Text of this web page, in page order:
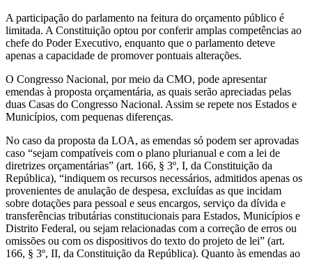
A participação do parlamento na feitura do orçamento público é
limitada. A Constituição optou por conferir amplas competências ao
chefe do Poder Executivo, enquanto que o parlamento deteve
apenas a capacidade de promover pontuais alterações.
O Congresso Nacional, por meio da CMO, pode apresentar
emendas à proposta orçamentária, as quais serão apreciadas pelas
duas Casas do Congresso Nacional. Assim se repete nos Estados e
Municípios, com pequenas diferenças.
No caso da proposta da LOA, as emendas só podem ser aprovadas
caso “sejam compatíveis com o plano plurianual e com a lei de
diretrizes orçamentárias” (art. 166, § 3º, I, da Constituição da
República), “indiquem os recursos necessários, admitidos apenas os
provenientes de anulação de despesa, excluídas as que incidam
sobre dotações para pessoal e seus encargos, serviço da dívida e
transferências tributárias constitucionais para Estados, Municípios e
Distrito Federal, ou sejam relacionadas com a correção de erros ou
omissões ou com os dispositivos do texto do projeto de lei” (art.
166, § 3º, II, da Constituição da República). Quanto às emendas ao